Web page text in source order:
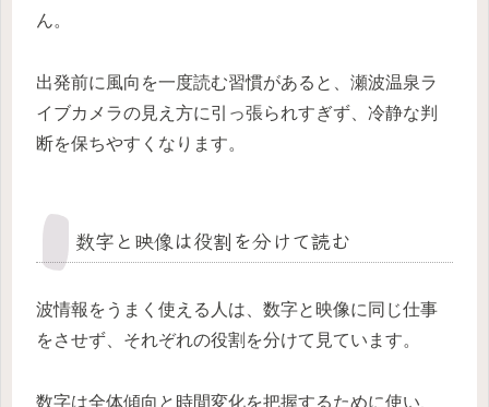
ん。
出発前に風向を一度読む習慣があると、瀬波温泉ラ
イブカメラの見え方に引っ張られすぎず、冷静な判
断を保ちやすくなります。
数字と映像は役割を分けて読む
波情報をうまく使える人は、数字と映像に同じ仕事
をさせず、それぞれの役割を分けて見ています。
数字は全体傾向と時間変化を把握するために使い、